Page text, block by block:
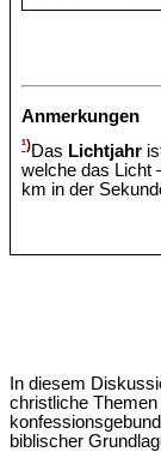
Anmerkungen
¹)Das Lichtjahr
welche das Licht
km in der
In diesem
christliche
biblischer